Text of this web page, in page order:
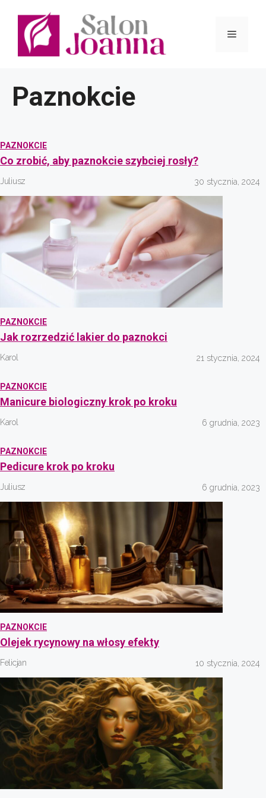
Menu
Paznokcie
PAZNOKCIE
Co zrobić, aby paznokcie szybciej rosły?
Juliusz 30 stycznia, 2024
PAZNOKCIE
Jak rozrzedzić lakier do paznokci
Karol 21 stycznia, 2024
PAZNOKCIE
Manicure biologiczny krok po kroku
Karol 6 grudnia, 2023
PAZNOKCIE
Pedicure krok po kroku
Juliusz 6 grudnia, 2023
PAZNOKCIE
Olejek rycynowy na włosy efekty
Felicjan 10 stycznia, 2024